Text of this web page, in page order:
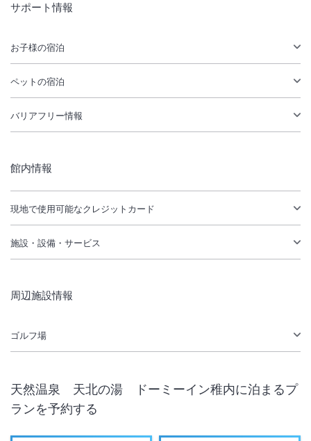
サポート情報
お子様の宿泊
ペットの宿泊
バリアフリー情報
館内情報
現地で使用可能なクレジットカード
施設・設備・サービス
周辺施設情報
ゴルフ場
天然温泉 天北の湯 ドーミーイン稚内に泊まるプ
ランを予約する